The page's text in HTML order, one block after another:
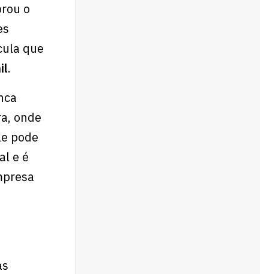
o
que
.
onde
pode
e é